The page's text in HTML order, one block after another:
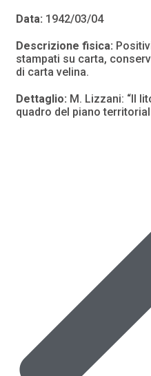
Data: 1942/03/04
Descrizione fisica:
stampati su carta,
di carta velina.
Dettaglio: M. Lizzani: “Il
quadro del piano